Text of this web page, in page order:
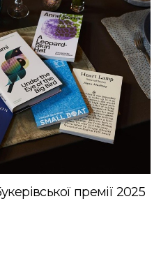
премії 2025